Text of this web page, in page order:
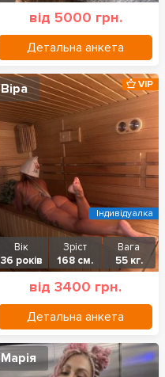
від 5000 грн.
Детальна анкета
Віра
Вік
36 років
Зріст
168 см.
Вага
55 кг.
від 3400 грн.
Детальна анкета
VIP
Індивідуалка
Марія